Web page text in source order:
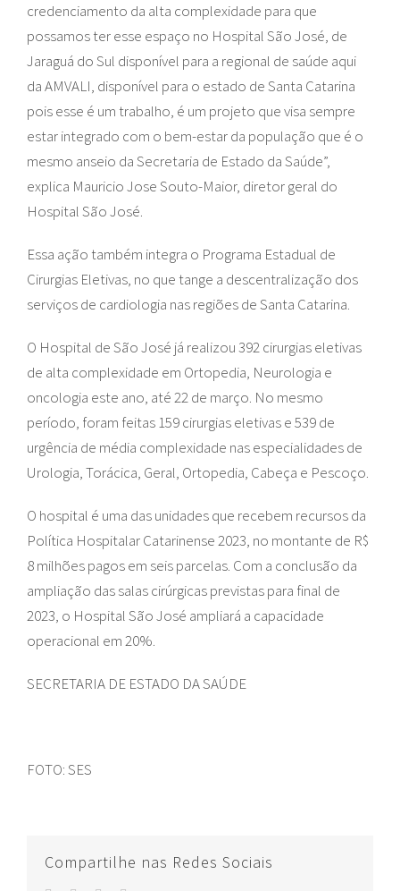
credenciamento da alta complexidade para que
possamos ter esse espaço no Hospital São José, de
Jaraguá do Sul disponível para a regional de saúde aqui
da AMVALI, disponível para o estado de Santa Catarina
pois esse é um trabalho, é um projeto que visa sempre
estar integrado com o bem-estar da população que é o
mesmo anseio da Secretaria de Estado da Saúde”,
explica Mauricio Jose Souto-Maior, diretor geral do
Hospital São José.
Essa ação também integra o Programa Estadual de
Cirurgias Eletivas, no que tange a descentralização dos
serviços de cardiologia nas regiões de Santa Catarina.
O Hospital de São José já realizou 392 cirurgias eletivas
de alta complexidade em Ortopedia, Neurologia e
oncologia este ano, até 22 de março. No mesmo
período, foram feitas 159 cirurgias eletivas e 539 de
urgência de média complexidade nas especialidades de
Urologia, Torácica, Geral, Ortopedia, Cabeça e Pescoço.
O hospital é uma das unidades que recebem recursos da
Política Hospitalar Catarinense 2023, no montante de R$
8 milhões pagos em seis parcelas. Com a conclusão da
ampliação das salas cirúrgicas previstas para final de
2023, o Hospital São José ampliará a capacidade
operacional em 20%.
SECRETARIA DE ESTADO DA SAÚDE
FOTO: SES
Compartilhe nas Redes Sociais